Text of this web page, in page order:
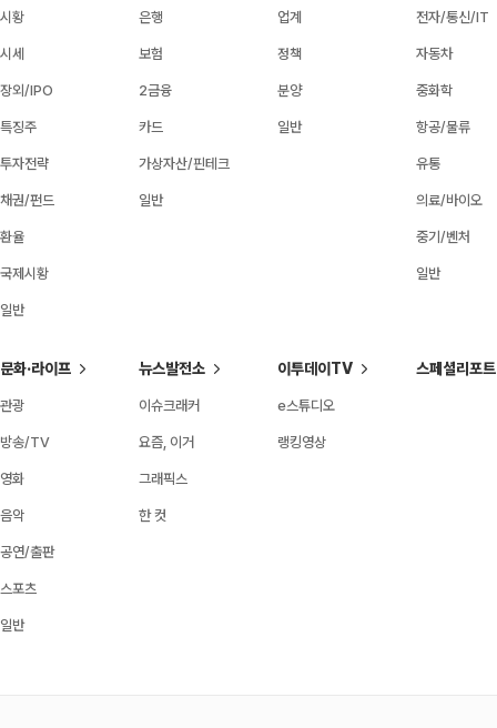
시황
시세
장외/IPO
특징주
투자전략
채권/펀드
환율
국제시황
일반
은행
보험
2금융
카드
가상자산/핀테크
일반
업계
정책
분양
일반
전자/통신/IT
자동차
중화학
항공/물류
유통
의료/바이오
중기/벤처
일반
문화·라이프
관광
방송/TV
영화
음악
공연/출판
스포츠
일반
뉴스발전소
이슈크래커
요즘, 이거
그래픽스
한 컷
이투데이TV
e스튜디오
랭킹영상
스페셜리포트